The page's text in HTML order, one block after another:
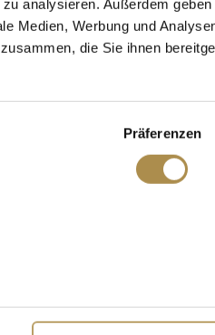
analysieren. Außerdem
Medien, Werbung und
die Sie ihnen
Präferenzen